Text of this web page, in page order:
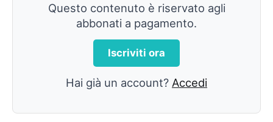
Questo contenuto è riservato agli
abbonati a pagamento.
Iscriviti ora
Hai già un account? Accedi